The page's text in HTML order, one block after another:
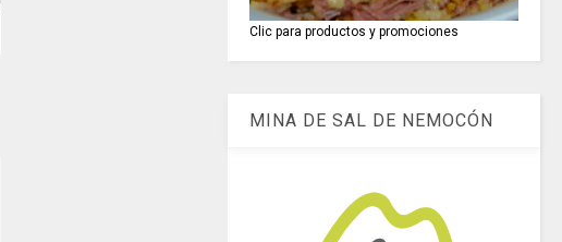
Clic para productos y promociones
MINA DE SAL DE NEMOCÓN